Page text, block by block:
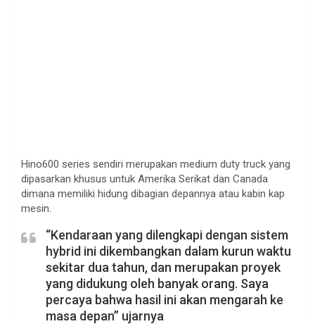
Hino600 series sendiri merupakan medium duty truck yang
dipasarkan khusus untuk Amerika Serikat dan Canada
dimana memiliki hidung dibagian depannya atau kabin kap
mesin.
“Kendaraan yang dilengkapi dengan sistem
hybrid ini dikembangkan dalam kurun waktu
sekitar dua tahun, dan merupakan proyek
yang didukung oleh banyak orang. Saya
percaya bahwa hasil ini akan mengarah ke
masa depan” ujarnya